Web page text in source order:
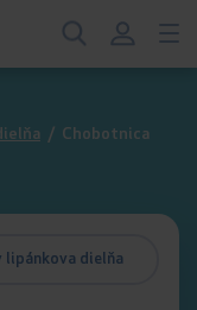
/ Chobotnica
lipánkova dielňa